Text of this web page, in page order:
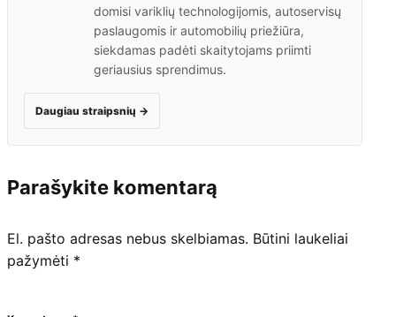
domisi variklių technologijomis, autoservisų
paslaugomis ir automobilių priežiūra,
siekdamas padėti skaitytojams priimti
geriausius sprendimus.
Daugiau straipsnių →
Parašykite komentarą
El. pašto adresas nebus skelbiamas. Būtini laukeliai
pažymėti *